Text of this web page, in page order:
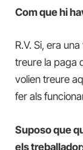
Com que hi
R.V. Si, era
treure la paga
volien treure
fer als
Suposo que
els